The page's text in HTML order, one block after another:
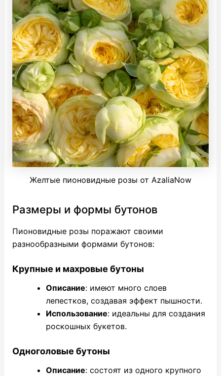
Желтые пионовидные розы от AzaliaNow
Размеры и формы бутонов
Пионовидные розы поражают своими
разнообразными формами бутонов:
Крупные и махровые бутоны
Описание: имеют много слоев
лепестков, создавая эффект пышности.
Использование: идеальны для создания
роскошных букетов.
Одноголовые бутоны
Описание: состоят из одного крупного